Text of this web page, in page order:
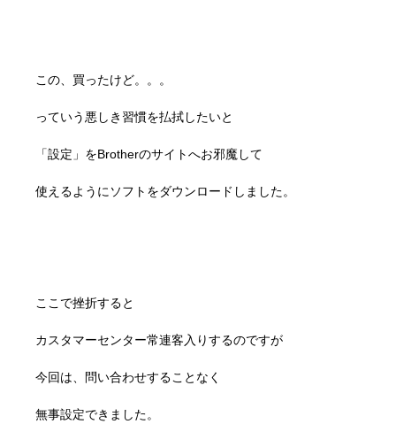
この、買ったけど。。。
っていう悪しき習慣を払拭したいと
「設定」をBrotherのサイトへお邪魔して
使えるようにソフトをダウンロードしました。
ここで挫折すると
カスタマーセンター常連客入りするのですが
今回は、問い合わせすることなく
無事設定できました。